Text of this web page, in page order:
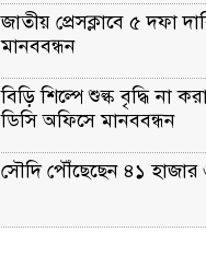
জাতীয় প্রেসক্লাবে ৫ দফা
মানববন্ধন
বিড়ি শিল্পে শুল্ক বৃদ্ধি না
ডিসি অফিসে মানববন্ধন
সৌদি পৌঁছেছেন ৪১ হাজার